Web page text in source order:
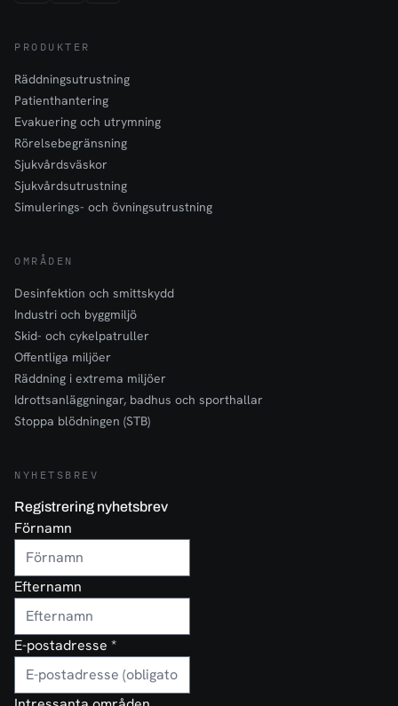
PRODUKTER
Räddningsutrustning
Patienthantering
Evakuering och utrymning
Rörelsebegränsning
Sjukvårdsväskor
Sjukvårdsutrustning
Simulerings- och övningsutrustning
OMRÅDEN
Desinfektion och smittskydd
Industri och byggmiljö
Skid- och cykelpatruller
Offentliga miljöer
Räddning i extrema miljöer
Idrottsanläggningar, badhus och sporthallar
Stoppa blödningen (STB)
NYHETSBREV
Registrering nyhetsbrev
Förnamn
Efternamn
E-postadresse *